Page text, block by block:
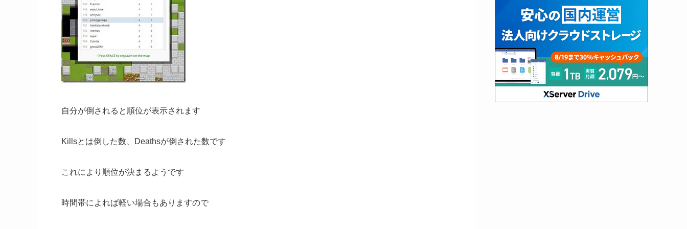
自分が倒されると順位が表示されます
Killsとは倒した数、Deathsが倒された数です
これにより順位が決まるようです
時間帯によれば軽い場合もありますので